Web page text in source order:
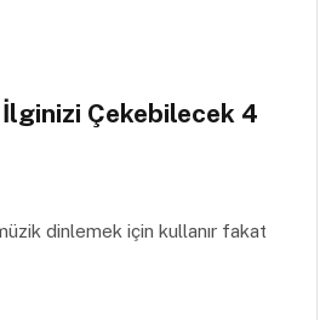
Çekebilecek 4
dinlemek için kullanır fakat